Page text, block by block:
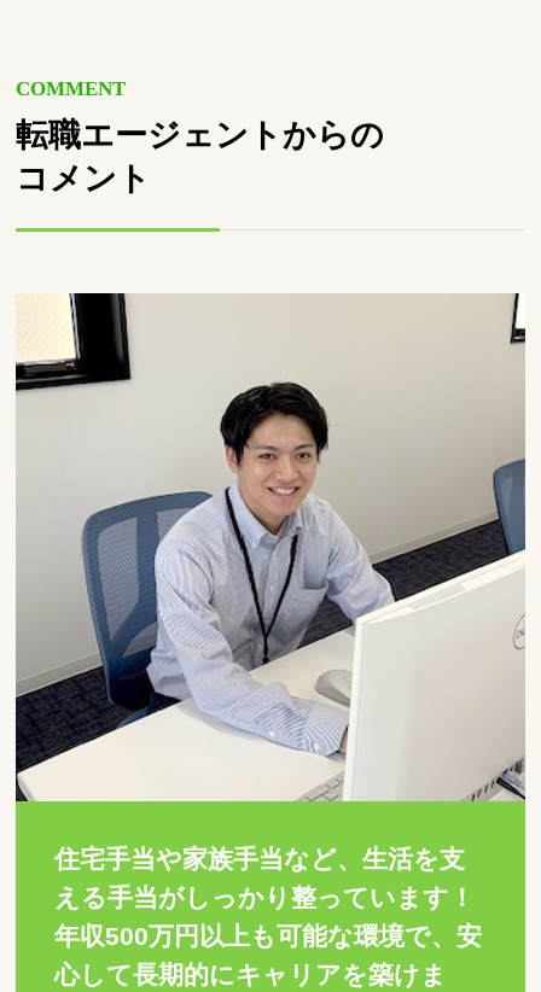
COMMENT
転職エージェントからの
コメント
住宅手当や家族手当など、生活を支
える手当がしっかり整っています！
年収500万円以上も可能な環境で、安
心して長期的にキャリアを築けま